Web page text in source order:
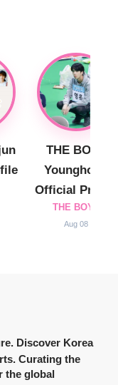
THE BOYZ
Younghoon
Official Profile
THE BOYZ
Aug 08
Discover Korea
Curating the
the global